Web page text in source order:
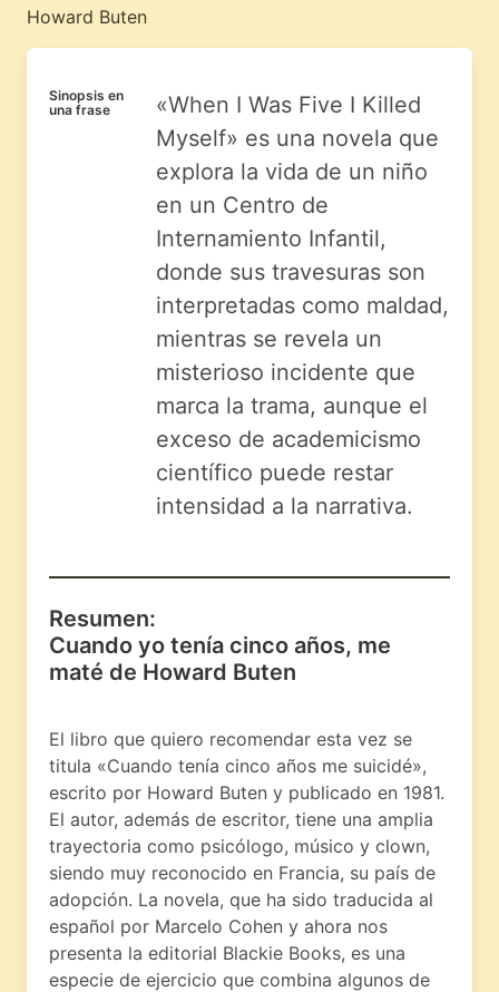
Howard Buten
Sinopsis en
una frase
«When I Was Five I Killed
Myself» es una novela que
explora la vida de un niño
en un Centro de
Internamiento Infantil,
donde sus travesuras son
interpretadas como maldad,
mientras se revela un
misterioso incidente que
marca la trama, aunque el
exceso de academicismo
científico puede restar
intensidad a la narrativa.
Resumen:
Cuando yo tenía cinco años, me
maté de Howard Buten
El libro que quiero recomendar esta vez se
titula «Cuando tenía cinco años me suicidé»,
escrito por Howard Buten y publicado en 1981.
El autor, además de escritor, tiene una amplia
trayectoria como psicólogo, músico y clown,
siendo muy reconocido en Francia, su país de
adopción. La novela, que ha sido traducida al
español por Marcelo Cohen y ahora nos
presenta la editorial Blackie Books, es una
especie de ejercicio que combina algunos de